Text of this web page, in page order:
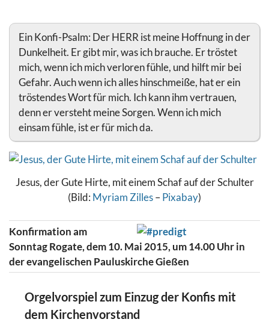
Ein Konfi-Psalm: Der HERR ist meine Hoffnung in der
Dunkelheit. Er gibt mir, was ich brauche. Er tröstet
mich, wenn ich mich verloren fühle, und hilft mir bei
Gefahr. Auch wenn ich alles hinschmeiße, hat er ein
tröstendes Wort für mich. Ich kann ihm vertrauen,
denn er versteht meine Sorgen. Wenn ich mich
einsam fühle, ist er für mich da.
Jesus, der Gute Hirte, mit einem Schaf auf der Schulter
(Bild: Myriam Zilles–Pixabay)
Konfirmation am
Sonntag Rogate, dem 10. Mai 2015, um 14.00 Uhr in
der evangelischen Pauluskirche Gießen
Orgelvorspiel zum Einzug der Konfis mit
dem Kirchenvorstand